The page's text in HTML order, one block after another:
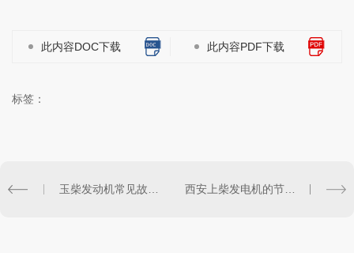
此内容DOC下载 此内容PDF下载
标签：